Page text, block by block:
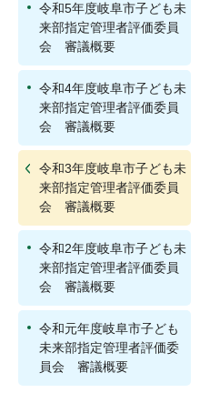
令和5年度岐阜市子ども未
来部指定管理者評価委員
会 審議概要
令和4年度岐阜市子ども未
来部指定管理者評価委員
会 審議概要
令和3年度岐阜市子ども未
来部指定管理者評価委員
会 審議概要
令和2年度岐阜市子ども未
来部指定管理者評価委員
会 審議概要
令和元年度岐阜市子ども
未来部指定管理者評価委
員会 審議概要